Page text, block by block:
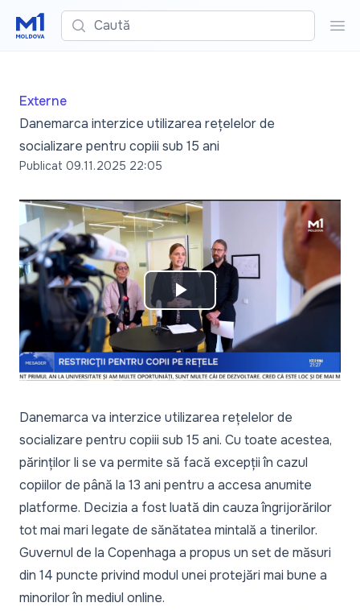
Caută
Externe
Danemarca interzice utilizarea rețelelor de
socializare pentru copiii sub 15 ani
Publicat 09.11.2025 22:05
Play
Video
Danemarca va interzice utilizarea rețelelor de
socializare pentru copiii sub 15 ani. Cu toate acestea,
părinților li se va permite să facă excepții în cazul
copiilor de până la 13 ani pentru a accesa anumite
platforme. Decizia a fost luată din cauza îngrijorărilor
tot mai mari legate de sănătatea mintală a tinerilor.
Guvernul de la Copenhaga a propus un set de măsuri
din 14 puncte privind modul unei protejări mai bune a
minorilor în mediul online.